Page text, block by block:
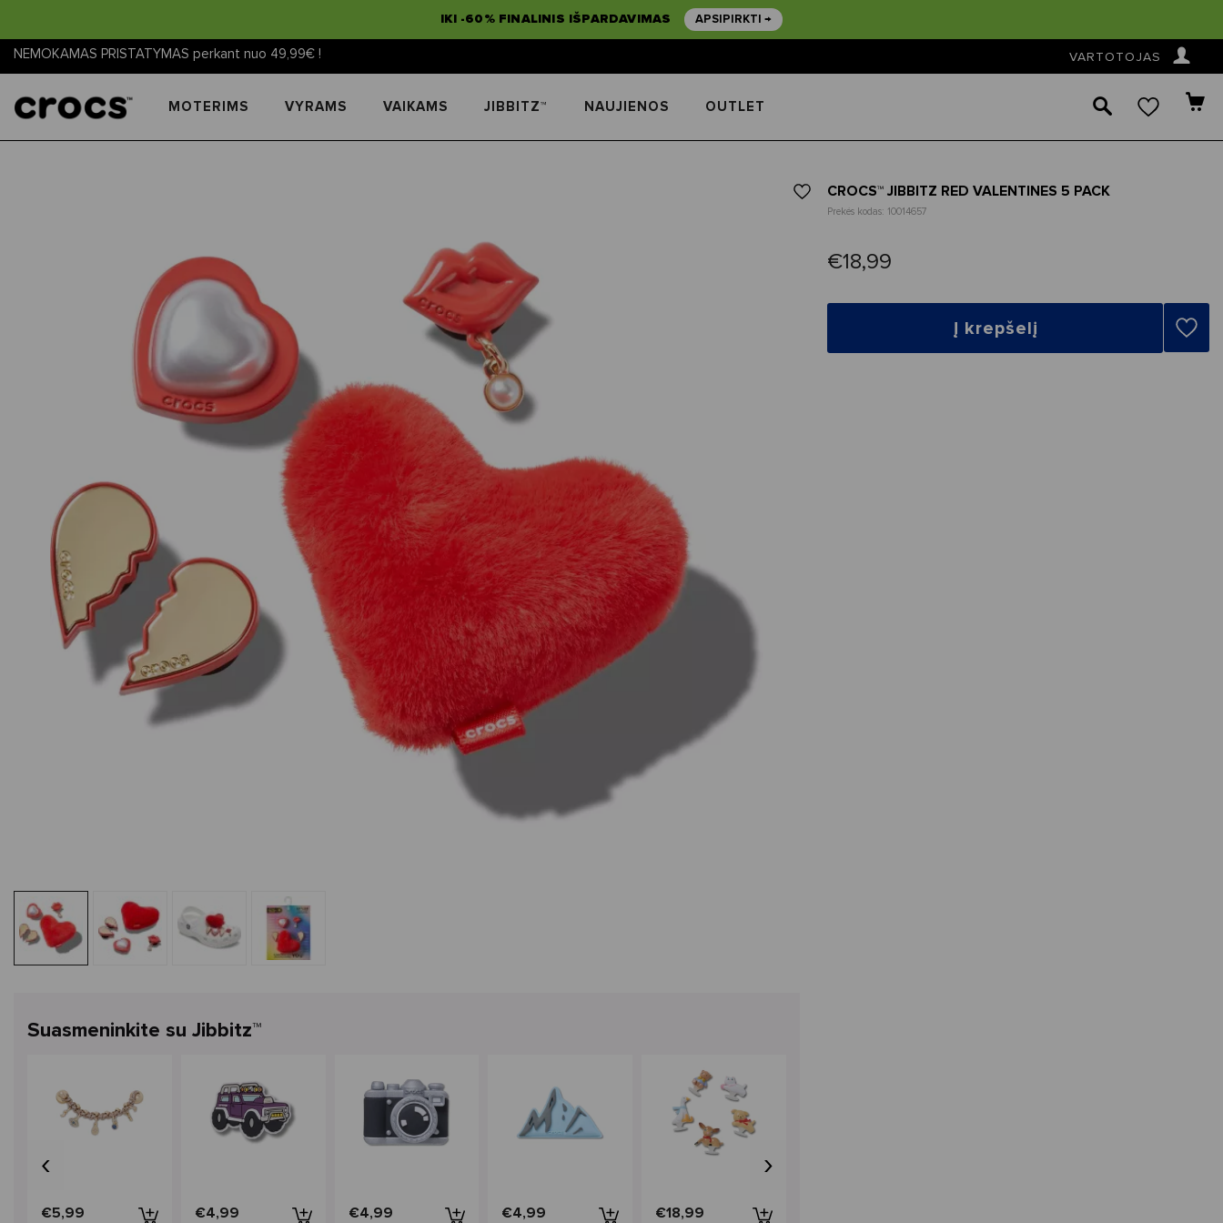
IKI -60% FINALINIS IŠPARDAVIMAS APSIPIRKTI →
NEMOKAMAS PRISTATYMAS perkant nuo 49,99€ ! VARTOTOJAS 👤
🔎
MOTERIMS VYRAMS VAIKAMS JIBBITZ™ NAUJIENOS OUTLET
CROCS™ JIBBITZ RED VALENTINES 5 PACK
Prekės kodas: 10014657
€18,99
Į krepšelį
Suasmeninkite su Jibbitz™
€5,99 €4,99 €4,99 €4,99 €18,99
‹ ›